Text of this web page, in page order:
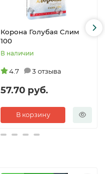
Корона Голубая Слим
100
В наличии
4.7 3 отзыва
57.70 руб.
В корзину